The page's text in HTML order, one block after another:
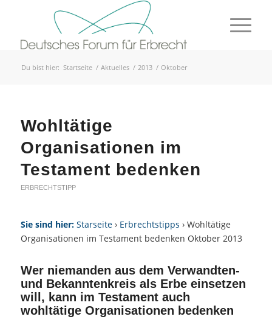
Du bist hier: Startseite / Aktuelles / 2013 / Oktober
Wohltätige
Organisationen im
Testament bedenken
ERBRECHTSTIPP
Sie sind hier: Starseite› Erbrechtstipps › Wohltätige
Organisationen im Testament bedenken Oktober 2013
Wer niemanden aus dem Verwandten-
und Bekanntenkreis als Erbe einsetzen
will, kann im Testament auch
wohltätige Organisationen bedenken